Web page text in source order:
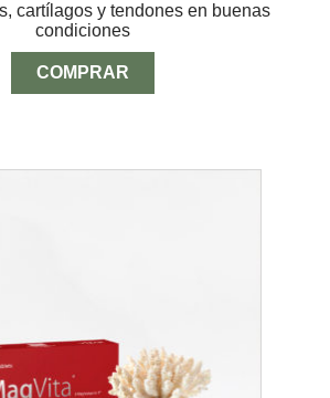
precios:
$20.00
$33.00
cartílagos y tendones en buenas
condiciones
COMPRAR